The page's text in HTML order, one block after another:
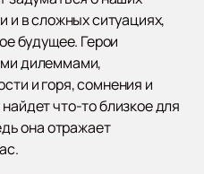
и в сложных ситуациях,
будущее. Герои
дилеммами,
и горя, сомнения и
что-то близкое для
она отражает